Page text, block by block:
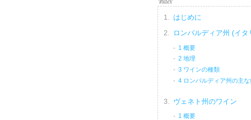
はじめに
ロンバルディア州 (イ
1 概要
2 地理
3 ワインの種類
4 ロンバルディア州の主な
ヴェネト州のワイン
1 概要